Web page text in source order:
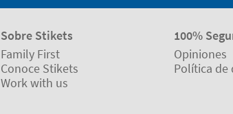
Sobre Stikets
Family First
Conoce Stikets
Work with us
100%
Opiniones
Política de